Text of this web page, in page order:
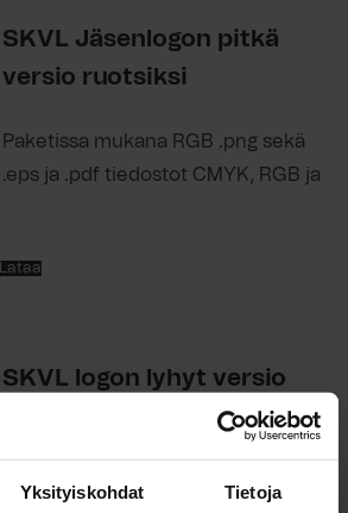
Yksityiskohdat Tietoja
SKVL Jäsenlogon pitkä
versio ruotsiksi
Paketissa mukana RGB .png sekä
.eps ja .pdf tiedostot CMYK, RGB ja
Lataa
SKVL logon lyhyt versio
Paketissa mukana RGB .png sekä